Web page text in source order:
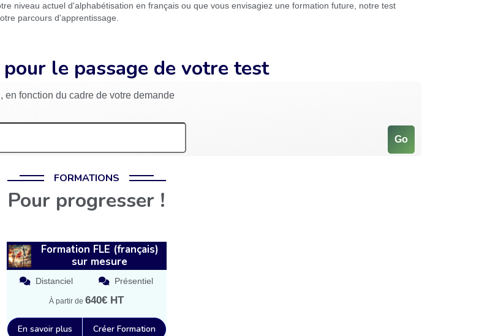
niveau actuel d'alphabétisation en français ou que vous envisagiez une formation future, notre test
parcours d'apprentissage.
le passage de votre test
fonction du cadre de votre demande
Go
FORMATIONS
Pour progresser !
Formation FLE (français)
sur mesure
Distanciel Présentiel
À partir de 640€ HT
En savoir plus Créer Formation